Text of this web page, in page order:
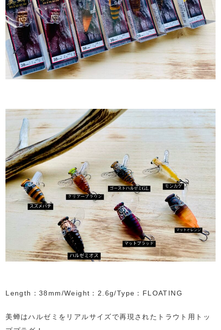
Length：38mm/Weight：2.6g/Type：FLOATING
美蝉はハルゼミをリアルサイズで再現されたトラウト用トッ